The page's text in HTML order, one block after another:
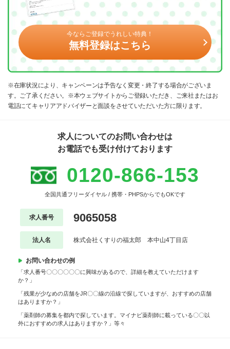
今ならご登録でうれしい特典！
無料登録はこちら
※在庫状況により、キャンペーンは予告なく変更・終了する場合がございま
す。ご了承ください。※本ウェブサイトからご登録いただき、ご来社またはお
電話にてキャリアアドバイザーと面談をさせていただいた方に限ります。
求人についてのお問い合わせは
お電話でも受け付けております
0120-866-153
全国共通フリーダイヤル / 携帯・PHPSからでもOKです
求人番号 9065058
法人名 株式会社くすりの福太郎 本中山4丁目店
お問い合わせの例
「求人番号〇〇〇〇〇〇に興味があるので、詳細を教えていただけます
か？」
「残業が少なめの店舗をJR〇〇線の沿線で探していますが、おすすめの店舗
はありますか？」
「薬剤師の募集を都内で探しています。マイナビ薬剤師に載っている〇〇以
外におすすめの求人はありますか？」等々